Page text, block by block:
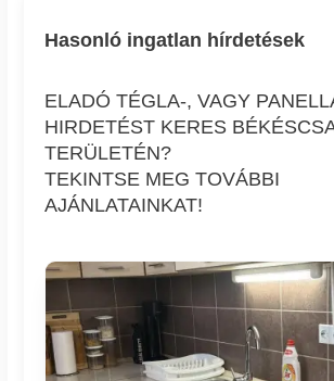
Hasonló ingatlan hírdetések
ELADÓ TÉGLA-, VAGY
HIRDETÉST KERES
TERÜLETÉN?
TEKINTSE MEG TOVÁBBI
AJÁNLATAINKAT!